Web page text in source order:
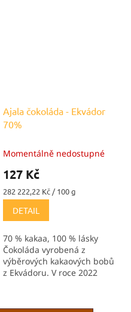
Ajala čokoláda - Ekvádor
70%
Momentálně nedostupné
127 Kč
Měrná
cena:
282 222,22 Kč / 100 g
DETAIL
70 % kakaa, 100 % lásky
Čokoláda vyrobená z
výběrových kakaových bobů
z Ekvádoru. V roce 2022
Awards.